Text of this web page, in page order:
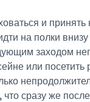
и
на полки
заходом
или
сразу же